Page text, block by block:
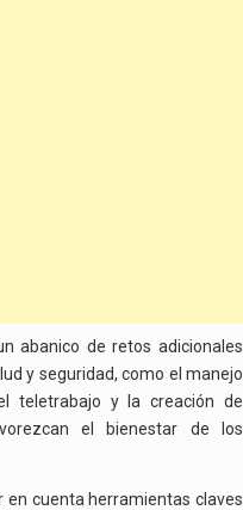
abanico de retos adicionales
y seguridad, como el manejo
teletrabajo y la creación de
el bienestar de los
en cuenta herramientas claves